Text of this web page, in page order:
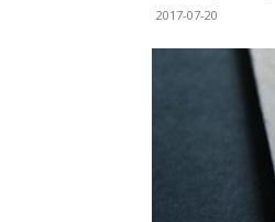
2017-07-20